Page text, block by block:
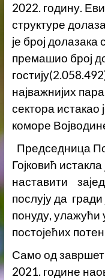
2022. годину.
структуре
је број долазака
премашио број
најважнијих
сектора
коморе
Председница
Гојковић
наставити
послују да
понуду, улажући
постојећих
Само од
2021. године